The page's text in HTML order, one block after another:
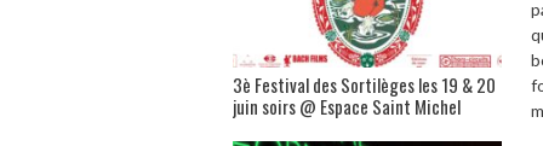
3è Festival des Sortilèges les 19 & 20
juin soirs @ Espace Saint Michel